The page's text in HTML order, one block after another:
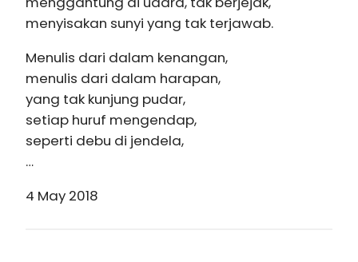
menyisakan sunyi yang tak terjawab.
Menulis dari dalam kenangan,
menulis dari dalam harapan,
yang tak kunjung pudar,
setiap huruf mengendap,
seperti debu di jendela,
…
4 May 2018